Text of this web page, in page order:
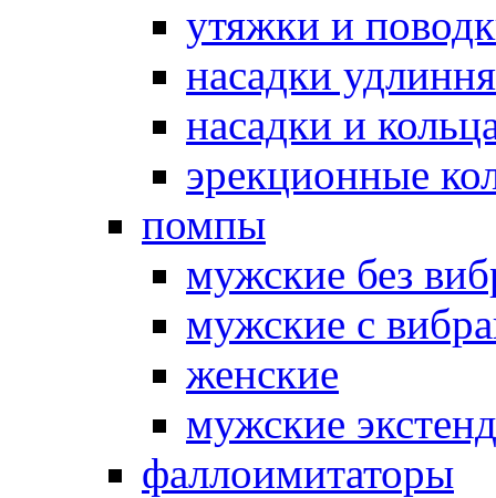
утяжки и
насадки
насадки и
эрекционные
помпы
мужские без
мужские с
женские
мужские
фаллоимитаторы